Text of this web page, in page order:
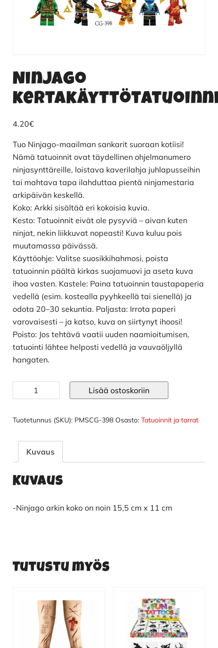
Ninjago
4.20€
Tuo Ninjago-maailman sankarit suoraan kotiisi!
Nämä tatuoinnit ovat täydellinen ohjelmanumero
ninjasynttäreille, loistava kaverilahja juhlapusseihin
tai mahtava tapa ilahduttaa pientä ninjamestaria
arkipäivän keskellä.
Koko: Arkki sisältää eri kokoisia kuvia.
Kesto: Tatuoinnit eivät ole pysyviä – aivan kuten
ninjat, nekin liikkuvat nopeasti! Kuva kuluu pois
muutamassa päivässä.
Käyttöohje: Valitse suosikkihahmosi, poista
tatuoinnin päältä kirkas suojamuovi ja aseta kuva
ihoa vasten. Kastele: Paina tatuoinnin taustapaperia
vedellä (esim. kostealla pyyhkeellä tai sienellä) ja
odota 20–30 sekuntia. Paljasta: Irrota paperi
varovaisesti – ja katso, kuva on siirtynyt ihoosi!
Poisto: Jos tehtävä vaatii uuden naamioitumisen,
tatuointi lähtee helposti vedellä ja vauvaöljyllä
hangaten.
Ninjago
kertakäyttötatuoinnit
Lisää ostoskoriin
Tuotetunnus (SKU): PMSCG-398 Osasto: Tatuoinnit ja tarrat
Kuvaus
Kuvaus
-Ninjago arkin koko on noin 15,5 cm x 11 cm
Tutustu myös